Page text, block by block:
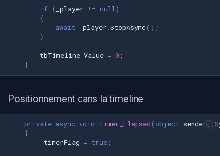
if ( _player != null)
{
await
_player .StopAsync ();
}
tbTimeline.Value = 0 ;
}
Positionnement dans la timeline
private async void Timer_Elapsed (object sender,
{
_timerFlag = true ;